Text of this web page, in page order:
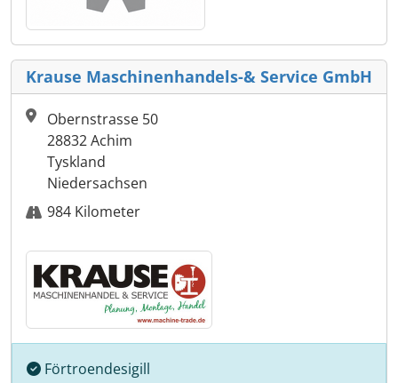
Krause Maschinenhandels-& Service GmbH
Obernstrasse 50
28832 Achim
Tyskland
Niedersachsen
984 Kilometer
Förtroendesigill